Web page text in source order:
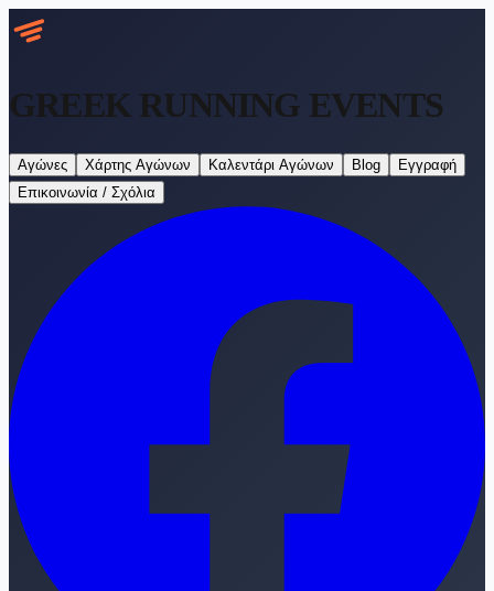
GREEK RUNNING EVENTS
Αγώνες Χάρτης Αγώνων Καλεντάρι Αγώνων Blog
Εγγραφή
Επικοινωνία / Σχόλια